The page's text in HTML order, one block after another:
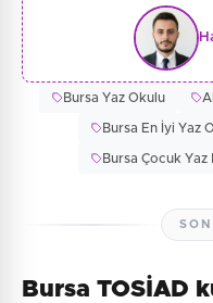
Bursa Yaz Okulu
Bursa En İyi Yaz
Bursa Çocuk Yaz
Bursa TOSİAD